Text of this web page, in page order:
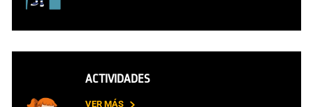
ACTIVIDADES
VER MÁS